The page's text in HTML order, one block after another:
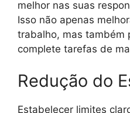
melhor nas suas
Isso não apenas
trabalho, mas também
complete tarefas de
Redução do
Estabelecer limites